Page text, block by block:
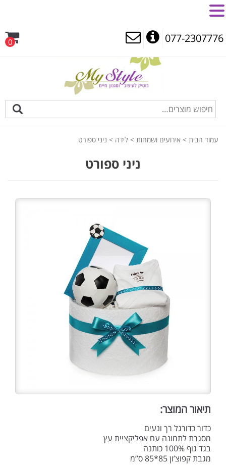
077-2307776
0
עמוד הבית > אירועים ושמחות > לידה > ניני ספורט
ניני ספורט
תיאור המוצר:
כדור כדורגל רך ונעים
מסגרת לתמונה עם אפליקציית עץ
בגד גוף 100% כותנה
מגבת קפוצ’ון 85*85 ס”מ